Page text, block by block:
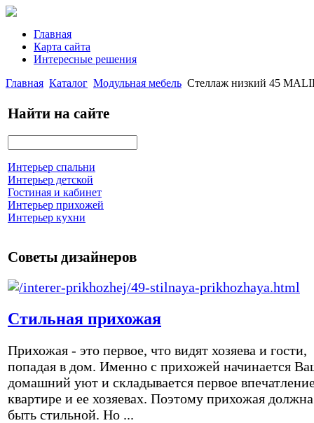
Главная
Карта сайта
Интересные решения
Главная Каталог Модульная мебель Стеллаж низкий 45
Найти на сайте
Интерьер спальни
Интерьер детской
Гостиная и кабинет
Интерьер прихожей
Интерьер кухни
Советы дизайнеров
Стильная прихожая
Прихожая - это первое, что видят хозяева и гости,
попадая в дом. Именно с прихожей начинается
домашний уют и складывается первое
квартире и ее хозяевах. Поэтому прихожая должна
быть стильной. Но ...